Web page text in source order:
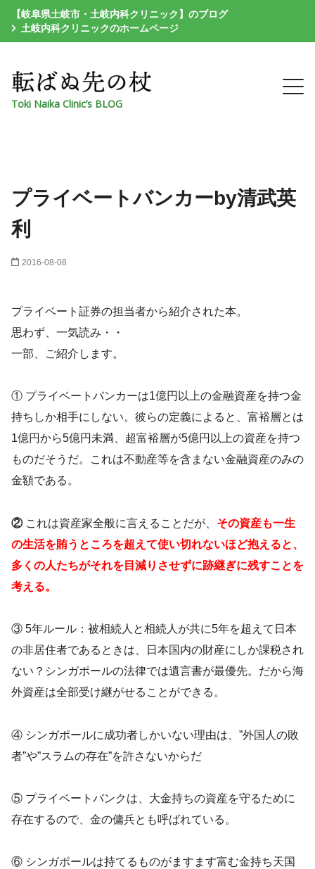
【岐阜県土岐市・土岐内科クリニック】のブログ
土岐内科クリニックのホームページ
Toki Naika Clinic’s BLOG
プライベートバンカーby清武英
利
2016-08-08
プライベート証券の担当者から紹介された本。
思わず、一気読み・・
一部、ご紹介します。
① プライベートバンカーは1億円以上の金融資産を持つ金
持ちしか相手にしない。彼らの定義によると、富裕層とは
1億円から5億円未満、超富裕層が5億円以上の資産を持つ
ものだそうだ。これは不動産等を含まない金融資産のみの
金額である。
② これは資産家全般に言えることだが、 その資産も一生
の生活を賄うところを超えて使い切れないほど抱えると、
多くの人たちがそれを目減りさせずに跡継ぎに残すことを
考える。
③ 5年ルール：被相続人と相続人が共に5年を超えて日本
の非居住者であるときは、日本国内の財産にしか課税され
ない？シンガポールの法律では遺言書が最優先。だから海
外資産は全部受け継がせることができる。
④ シンガポールに成功者しかいない理由は、”外国人の敗
者”や”スラムの存在”を許さないからだ
⑤ プライベートバンクは、大金持ちの資産を守るために
存在するので、金の傭兵とも呼ばれている。
⑥ シンガポールは持てるものがますます富む金持ち天国